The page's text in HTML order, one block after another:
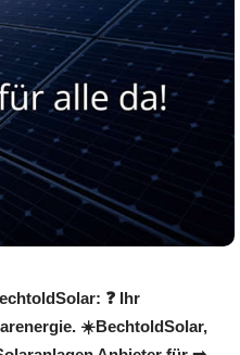
❓️ Ihr
☀️BechtoldSolar,